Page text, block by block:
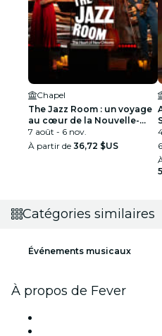
Chapel
The Jazz Room : un voyage
au cœur de la Nouvelle-
Orléans
7 août - 6 nov.
À partir de 36,72 $US
Catégories similaires
Événements musicaux
À propos de Fever